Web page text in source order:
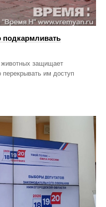
подкармливать
животных защищает
им доступ